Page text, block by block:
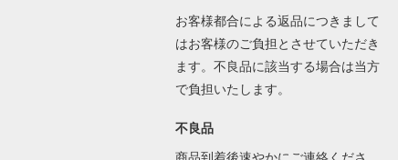
お客様都合による返品につきまして
はお客様のご負担とさせていただき
ます。不良品に該当する場合は当方
で負担いたします。
不良品
商品到着後速やかにご連絡くださ